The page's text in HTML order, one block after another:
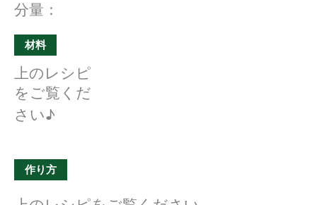
分量：
材料
上のレシピ
をご覧くだ
さい♪
作り方